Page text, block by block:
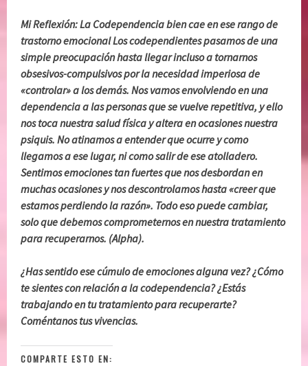
Mi Reflexión: La Codependencia bien cae en ese rango de
trastorno emocional Los codependientes pasamos de una
simple preocupación hasta llegar incluso a tornarnos
obsesivos-compulsivos por la necesidad imperiosa de
«controlar» a los demás. Nos vamos envolviendo en una
dependencia a las personas que se vuelve repetitiva, y ello
nos toca nuestra salud física y altera en ocasiones nuestra
psiquis. No atinamos a entender que ocurre y como
llegamos a ese lugar, ni como salir de ese atolladero.
Sentimos emociones tan fuertes que nos desbordan en
muchas ocasiones y nos descontrolamos hasta «creer que
estamos perdiendo la razón». Todo eso puede cambiar,
solo que debemos comprometernos en nuestra tratamiento
para recuperarnos. (Alpha).
¿Has sentido ese cúmulo de emociones alguna vez? ¿Cómo
te sientes con relación a la codependencia? ¿Estás
trabajando en tu tratamiento para recuperarte?
Coméntanos tus vivencias.
COMPARTE ESTO EN: